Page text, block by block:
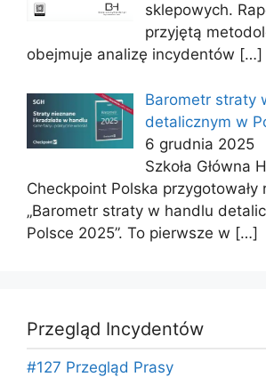
sklepowych.
przyjętą
obejmuje analizę incydentów […]
Barometr straty
detalicznym w
6 grudnia 2025
Szkoła Główna
Checkpoint Polska przygotowały
„Barometr straty w handlu
Polsce 2025”. To pierwsze w […]
Przegląd Incydentów
#127 Przegląd Prasy